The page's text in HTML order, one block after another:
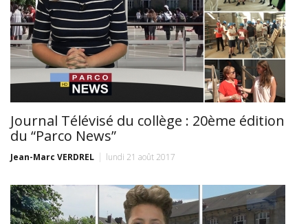
Journal Télévisé du collège : 20ème édition
du “Parco News”
Jean-Marc VERDREL lundi 21 août 2017